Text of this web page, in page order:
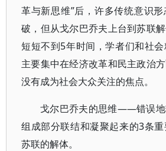
革与新思维”后，许多传统意识
破，但从戈尔巴乔夫上台到苏联
短短不到5年时间，学者们和社
主要集中在经济改革和民主政治
没有成为社会大众关注的焦点。
戈尔巴乔夫的思维——错误地
组成部分联结和凝聚起来的3条
苏联的解体。